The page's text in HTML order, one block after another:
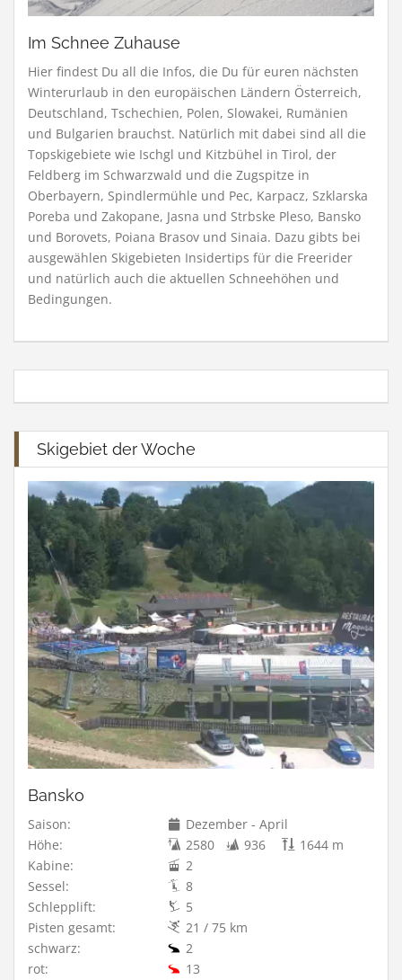
Im Schnee Zuhause
Hier findest Du all die Infos, die Du für euren nächsten
Winterurlaub in den europäischen Ländern Österreich,
Deutschland, Tschechien, Polen, Slowakei, Rumänien
und Bulgarien brauchst. Natürlich mit dabei sind all die
Topskigebiete wie Ischgl und Kitzbühel in Tirol, der
Feldberg im Schwarzwald und die Zugspitze in
Oberbayern, Spindlermühle und Pec, Karpacz, Szklarska
Poreba und Zakopane, Jasna und Strbske Pleso, Bansko
und Borovets, Poiana Brasov und Sinaia. Dazu gibts bei
ausgewählen Skigebieten Insidertips für die Freerider
und natürlich auch die aktuellen Schneehöhen und
Bedingungen.
Skigebiet der Woche
Bansko
Saison:
Dezember - April
Höhe:
2580 936
1644 m
Kabine:
2
Sessel:
8
Schlepplift:
5
Pisten gesamt:
21 / 75 km
schwarz:
2
rot:
13